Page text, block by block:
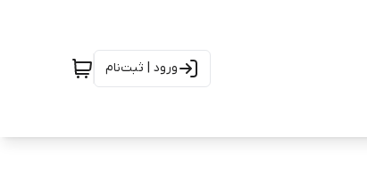
ورود | ثبت‌نام